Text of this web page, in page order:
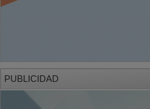
PUBLICIDAD